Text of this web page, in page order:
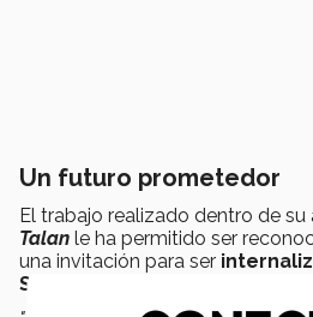
Un futuro prometedor
El trabajo realizado dentro de su
Talan le ha permitido ser
una invitación para ser
Santander